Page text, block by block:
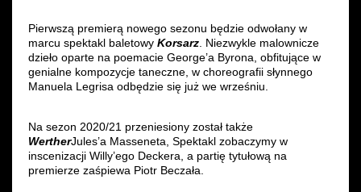
Pierwszą premierą nowego sezonu będzie odwołany w
marcu spektakl baletowy Korsarz. Niezwykle malownicze
dzieło oparte na poemacie George’a Byrona, obfitujące w
genialne kompozycje taneczne, w choreografii słynnego
Manuela Legrisa odbędzie się już we wrześniu.
Na sezon 2020/21 przeniesiony został także
WertherJules’a Masseneta, Spektakl zobaczymy w
inscenizacji Willy’ego Deckera, a partię tytułową na
premierze zaśpiewa Piotr Beczała.